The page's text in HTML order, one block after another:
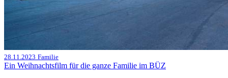
28.11.2023 Familie
Ein Weihnachtsfilm für die ganze Familie im BÜZ